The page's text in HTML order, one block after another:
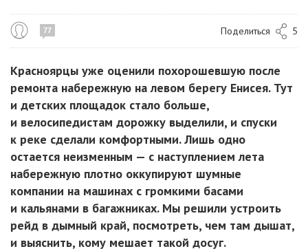
77 Поделиться 5
Красноярцы уже оценили похорошевшую после
ремонта набережную на левом берегу Енисея. Тут
и детских площадок стало больше,
и велосипедистам дорожку выделили, и спуски
к реке сделали комфортными. Лишь одно
остается неизменным — с наступлением лета
набережную плотно оккупируют шумные
компании на машинах с громкими басами
и кальянами в багажниках. Мы решили устроить
рейд в дымный край, посмотреть, чем там дышат,
и выяснить, кому мешает такой досуг.